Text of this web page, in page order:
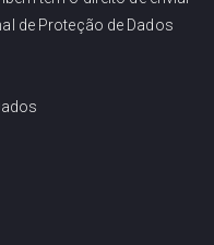
de Proteção de Dados